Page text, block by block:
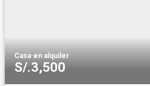
Casa·en alquiler
S/.3,500